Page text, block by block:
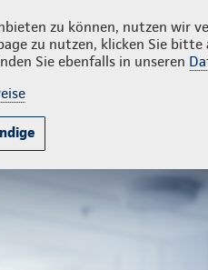
zu können, nutzen wir
zu nutzen, klicken Sie bitte
Sie ebenfalls in unseren
Co. KG Privatkunden
Unternehmensabsicherung
& Co. KG